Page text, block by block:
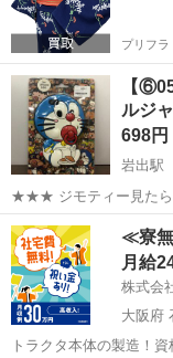
プリフラ
【
ルジ
698円
岩出駅
★★★ ジモティー見たらとって
店頭にてご購入の際に
いただくと、 商品ペー
売！！ スタッ...
和歌山 岩出市 岩
≪寮無
月給
株式会
大阪府
トラクタ本体の製造！